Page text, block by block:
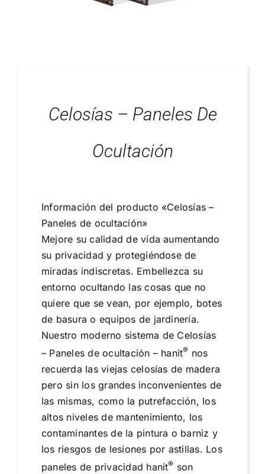
Blog
Celosías – Paneles De
Ocultación
Información del producto «Celosías –
Paneles de ocultación»
Mejore su calidad de vida aumentando
su privacidad y protegiéndose de
miradas indiscretas. Embellezca su
entorno ocultando las cosas que no
quiere que se vean, por ejemplo, botes
de basura o equipos de jardinería.
Nuestro moderno sistema de Celosías
– Paneles de ocultación – hanit® nos
recuerda las viejas celosías de madera
pero sin los grandes inconvenientes de
las mismas, como la putrefacción, los
altos niveles de mantenimiento, los
contaminantes de la pintura o barniz y
los riesgos de lesiones por astillas. Los
paneles de privacidad hanit® son